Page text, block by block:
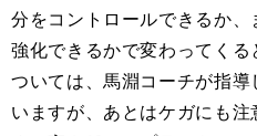
分をコントロールできるか
強化できるかで変わってく
ついては、馬淵コーチが指
いますが、あとはケガにも